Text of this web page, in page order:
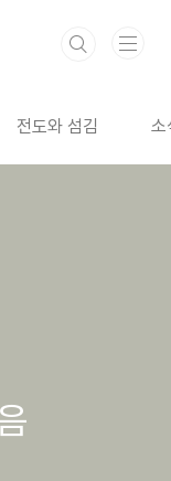
전도와 섬김 소